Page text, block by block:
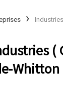
Industries
(
Whitton